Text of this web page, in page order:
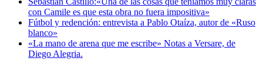
con Camile es que esta obra no fuera impositiva»
Fútbol y redención: entrevista a Pablo Otaíza, autor de «Ruso
blanco»
«La mano de arena que me escribe» Notas a Versare, de
Diego Alegria.